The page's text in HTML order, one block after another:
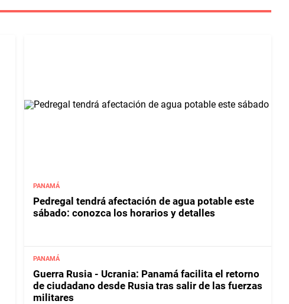
PANAMÁ
Pedregal tendrá afectación de agua potable este
sábado: conozca los horarios y detalles
PANAMÁ
Guerra Rusia - Ucrania: Panamá facilita el retorno
de ciudadano desde Rusia tras salir de las fuerzas
militares